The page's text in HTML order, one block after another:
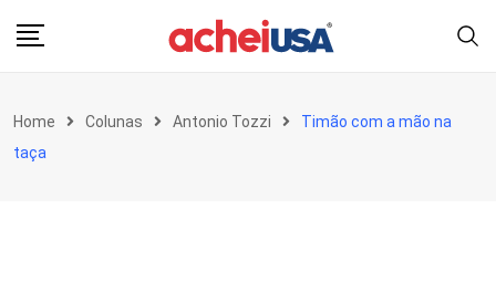
Home Colunas Antonio Tozzi
Timão com a mão na
taça